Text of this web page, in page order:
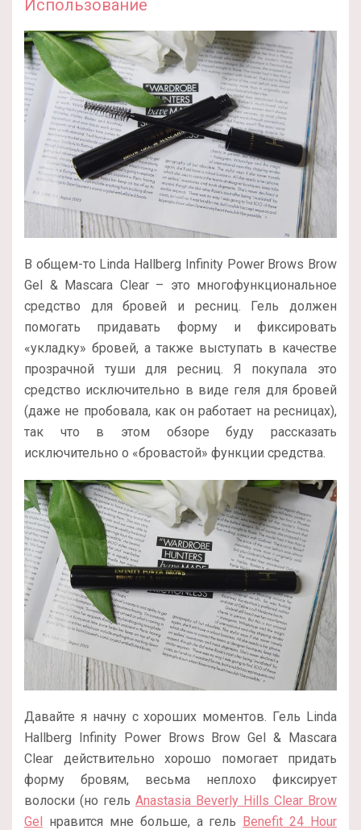
Использование
В общем-то Linda Hallberg Infinity Power Brows Brow
Gel & Mascara Clear – это многофункциональное
средство для бровей и ресниц. Гель должен
помогать придавать форму и фиксировать
«укладку» бровей, а также выступать в качестве
прозрачной туши для ресниц. Я покупала это
средство исключительно в виде геля для бровей
(даже не пробовала, как он работает на ресницах),
так что в этом обзоре буду рассказать
исключительно о «бровастой» функции средства.
Давайте я начну с хороших моментов. Гель Linda
Hallberg Infinity Power Brows Brow Gel & Mascara
Clear действительно хорошо помогает придать
форму бровям, весьма неплохо фиксирует
волоски (но гель Anastasia Beverly Hills Clear Brow
Gel нравится мне больше, а гель Benefit 24 Hour